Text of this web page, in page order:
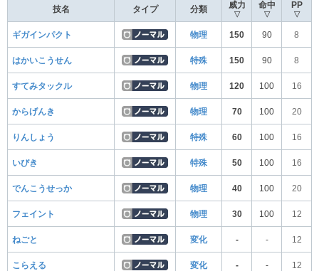
技名 タイプ 分類 威力
▽
命中
▽
PP
▽
ギガインパクト 物理 150 90 8
はかいこうせん 特殊 150 90 8
すてみタックル 物理 120 100 16
からげんき 物理 70 100 20
りんしょう 特殊 60 100 16
いびき 特殊 50 100 16
でんこうせっか 物理 40 100 20
フェイント 物理 30 100 12
ねごと 変化 - - 12
こらえる 変化 - - 12